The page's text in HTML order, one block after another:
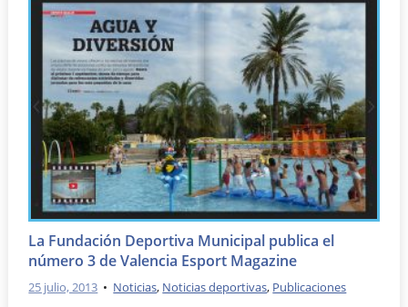
La Fundación Deportiva Municipal publica el
número 3 de Valencia Esport Magazine
25 julio, 2013 • Noticias, Noticias deportivas, Publicaciones